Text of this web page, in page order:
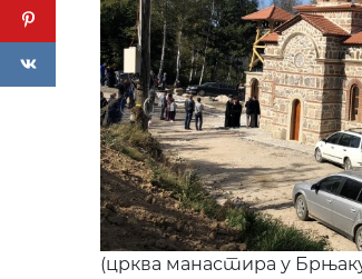
(црква манастира у